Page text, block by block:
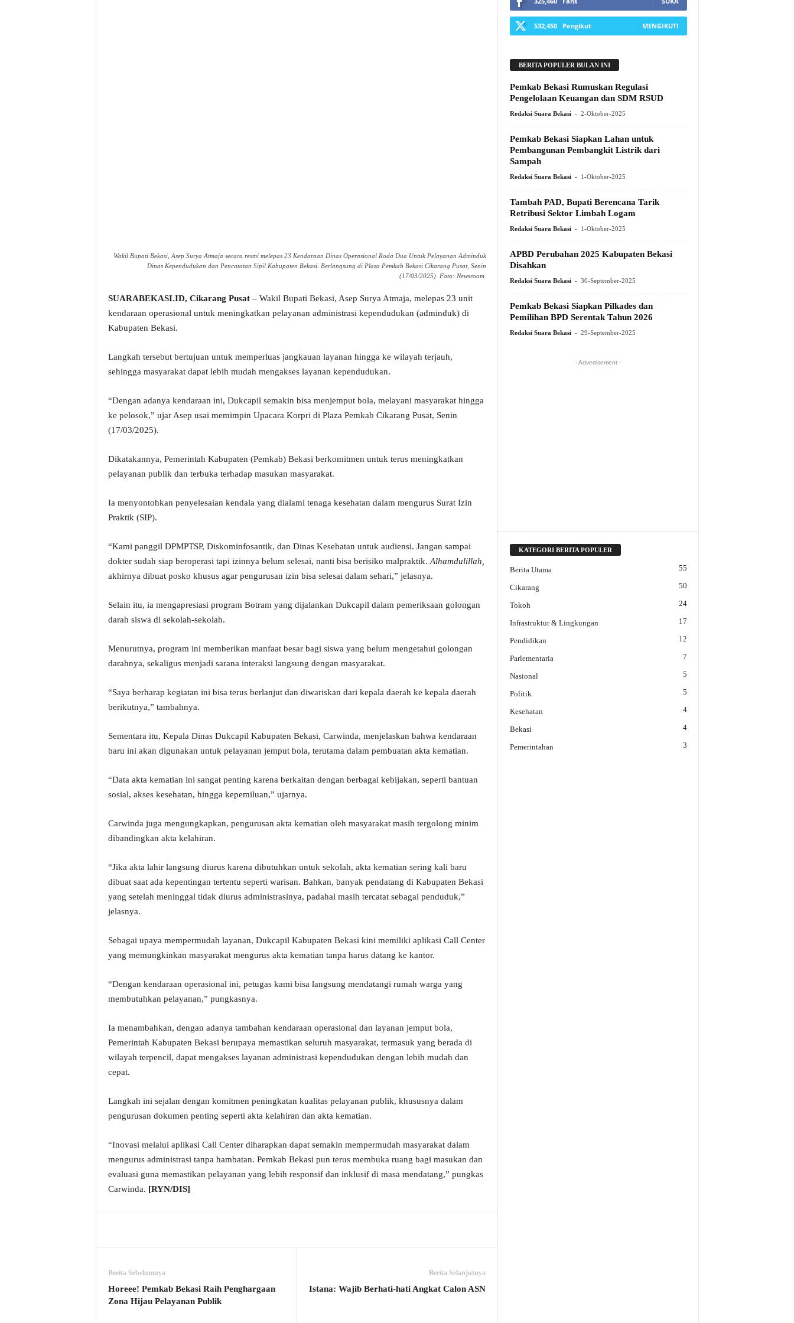
Wakil Bupati Bekasi, Asep Surya Atmaja secara resmi melepas 23 Kendaraan Dinas Operasional Roda Dua Untuk Pelayanan Adminduk
Dinas Kependudukan dan Pencatatan Sipil Kabupaten Bekasi. Berlangsung di Plaza Pemkab Bekasi Cikarang Pusat, Senin
(17/03/2025). Foto: Newsroom.
SUARABEKASI.ID, Cikarang Pusat– Wakil Bupati Bekasi, Asep Surya Atmaja, melepas 23 unit
kendaraan operasional untuk meningkatkan pelayanan administrasi kependudukan (adminduk) di
Kabupaten Bekasi.
Langkah tersebut bertujuan untuk memperluas jangkauan layanan hingga ke wilayah terjauh,
sehingga masyarakat dapat lebih mudah mengakses layanan kependudukan.
“Dengan adanya kendaraan ini, Dukcapil semakin bisa menjemput bola, melayani masyarakat hingga
ke pelosok,” ujar Asep usai memimpin Upacara Korpri di Plaza Pemkab Cikarang Pusat, Senin
(17/03/2025).
Dikatakannya, Pemerintah Kabupaten (Pemkab) Bekasi berkomitmen untuk terus meningkatkan
pelayanan publik dan terbuka terhadap masukan masyarakat.
Ia menyontohkan penyelesaian kendala yang dialami tenaga kesehatan dalam mengurus Surat Izin
Praktik (SIP).
“Kami panggil DPMPTSP, Diskominfosantik, dan Dinas Kesehatan untuk audiensi. Jangan sampai
dokter sudah siap beroperasi tapi izinnya belum selesai, nanti bisa berisiko malpraktik. Alhamdulillah,
akhirnya dibuat posko khusus agar pengurusan izin bisa selesai dalam sehari,” jelasnya.
Selain itu, ia mengapresiasi program Botram yang dijalankan Dukcapil dalam pemeriksaan golongan
darah siswa di sekolah-sekolah.
Menurutnya, program ini memberikan manfaat besar bagi siswa yang belum mengetahui golongan
darahnya, sekaligus menjadi sarana interaksi langsung dengan masyarakat.
“Saya berharap kegiatan ini bisa terus berlanjut dan diwariskan dari kepala daerah ke kepala daerah
berikutnya,” tambahnya.
Sementara itu, Kepala Dinas Dukcapil Kabupaten Bekasi, Carwinda, menjelaskan bahwa kendaraan
baru ini akan digunakan untuk pelayanan jemput bola, terutama dalam pembuatan akta kematian.
“Data akta kematian ini sangat penting karena berkaitan dengan berbagai kebijakan, seperti bantuan
sosial, akses kesehatan, hingga kepemiluan,” ujarnya.
Carwinda juga mengungkapkan, pengurusan akta kematian oleh masyarakat masih tergolong minim
dibandingkan akta kelahiran.
“Jika akta lahir langsung diurus karena dibutuhkan untuk sekolah, akta kematian sering kali baru
dibuat saat ada kepentingan tertentu seperti warisan. Bahkan, banyak pendatang di Kabupaten Bekasi
yang setelah meninggal tidak diurus administrasinya, padahal masih tercatat sebagai penduduk,”
jelasnya.
Sebagai upaya mempermudah layanan, Dukcapil Kabupaten Bekasi kini memiliki aplikasi Call Center
yang memungkinkan masyarakat mengurus akta kematian tanpa harus datang ke kantor.
“Dengan kendaraan operasional ini, petugas kami bisa langsung mendatangi rumah warga yang
membutuhkan pelayanan,” pungkasnya.
Ia menambahkan, dengan adanya tambahan kendaraan operasional dan layanan jemput bola,
Pemerintah Kabupaten Bekasi berupaya memastikan seluruh masyarakat, termasuk yang berada di
wilayah terpencil, dapat mengakses layanan administrasi kependudukan dengan lebih mudah dan
cepat.
Langkah ini sejalan dengan komitmen peningkatan kualitas pelayanan publik, khususnya dalam
pengurusan dokumen penting seperti akta kelahiran dan akta kematian.
“Inovasi melalui aplikasi Call Center diharapkan dapat semakin mempermudah masyarakat dalam
mengurus administrasi tanpa hambatan. Pemkab Bekasi pun terus membuka ruang bagi masukan dan
evaluasi guna memastikan pelayanan yang lebih responsif dan inklusif di masa mendatang,” pungkas
Carwinda. [RYN/DIS]
Berita Sebelumnya
Horeee! Pemkab Bekasi Raih Penghargaan
Zona Hijau Pelayanan Publik
Berita Selanjutnya
Istana: Wajib Berhati-hati Angkat Calon ASN
532,450 Pengikut MENGIKUTI
BERITA POPULER BULAN INI
Pemkab Bekasi Rumuskan Regulasi
Pengelolaan Keuangan dan SDM RSUD
Redaksi Suara Bekasi - 2-Oktober-2025
Pemkab Bekasi Siapkan Lahan untuk
Pembangunan Pembangkit Listrik dari
Sampah
Redaksi Suara Bekasi - 1-Oktober-2025
Tambah PAD, Bupati Berencana Tarik
Retribusi Sektor Limbah Logam
Redaksi Suara Bekasi - 1-Oktober-2025
APBD Perubahan 2025 Kabupaten Bekasi
Disahkan
Redaksi Suara Bekasi - 30-September-2025
Pemkab Bekasi Siapkan Pilkades dan
Pemilihan BPD Serentak Tahun 2026
Redaksi Suara Bekasi - 29-September-2025
- Advertisement -
KATEGORI BERITA POPULER
Berita Utama 55
Cikarang 50
Tokoh 24
Infrastruktur & Lingkungan 17
Pendidikan 12
Parlementaria 7
Nasional 5
Politik 5
Kesehatan 4
Bekasi 4
Pemerintahan 3